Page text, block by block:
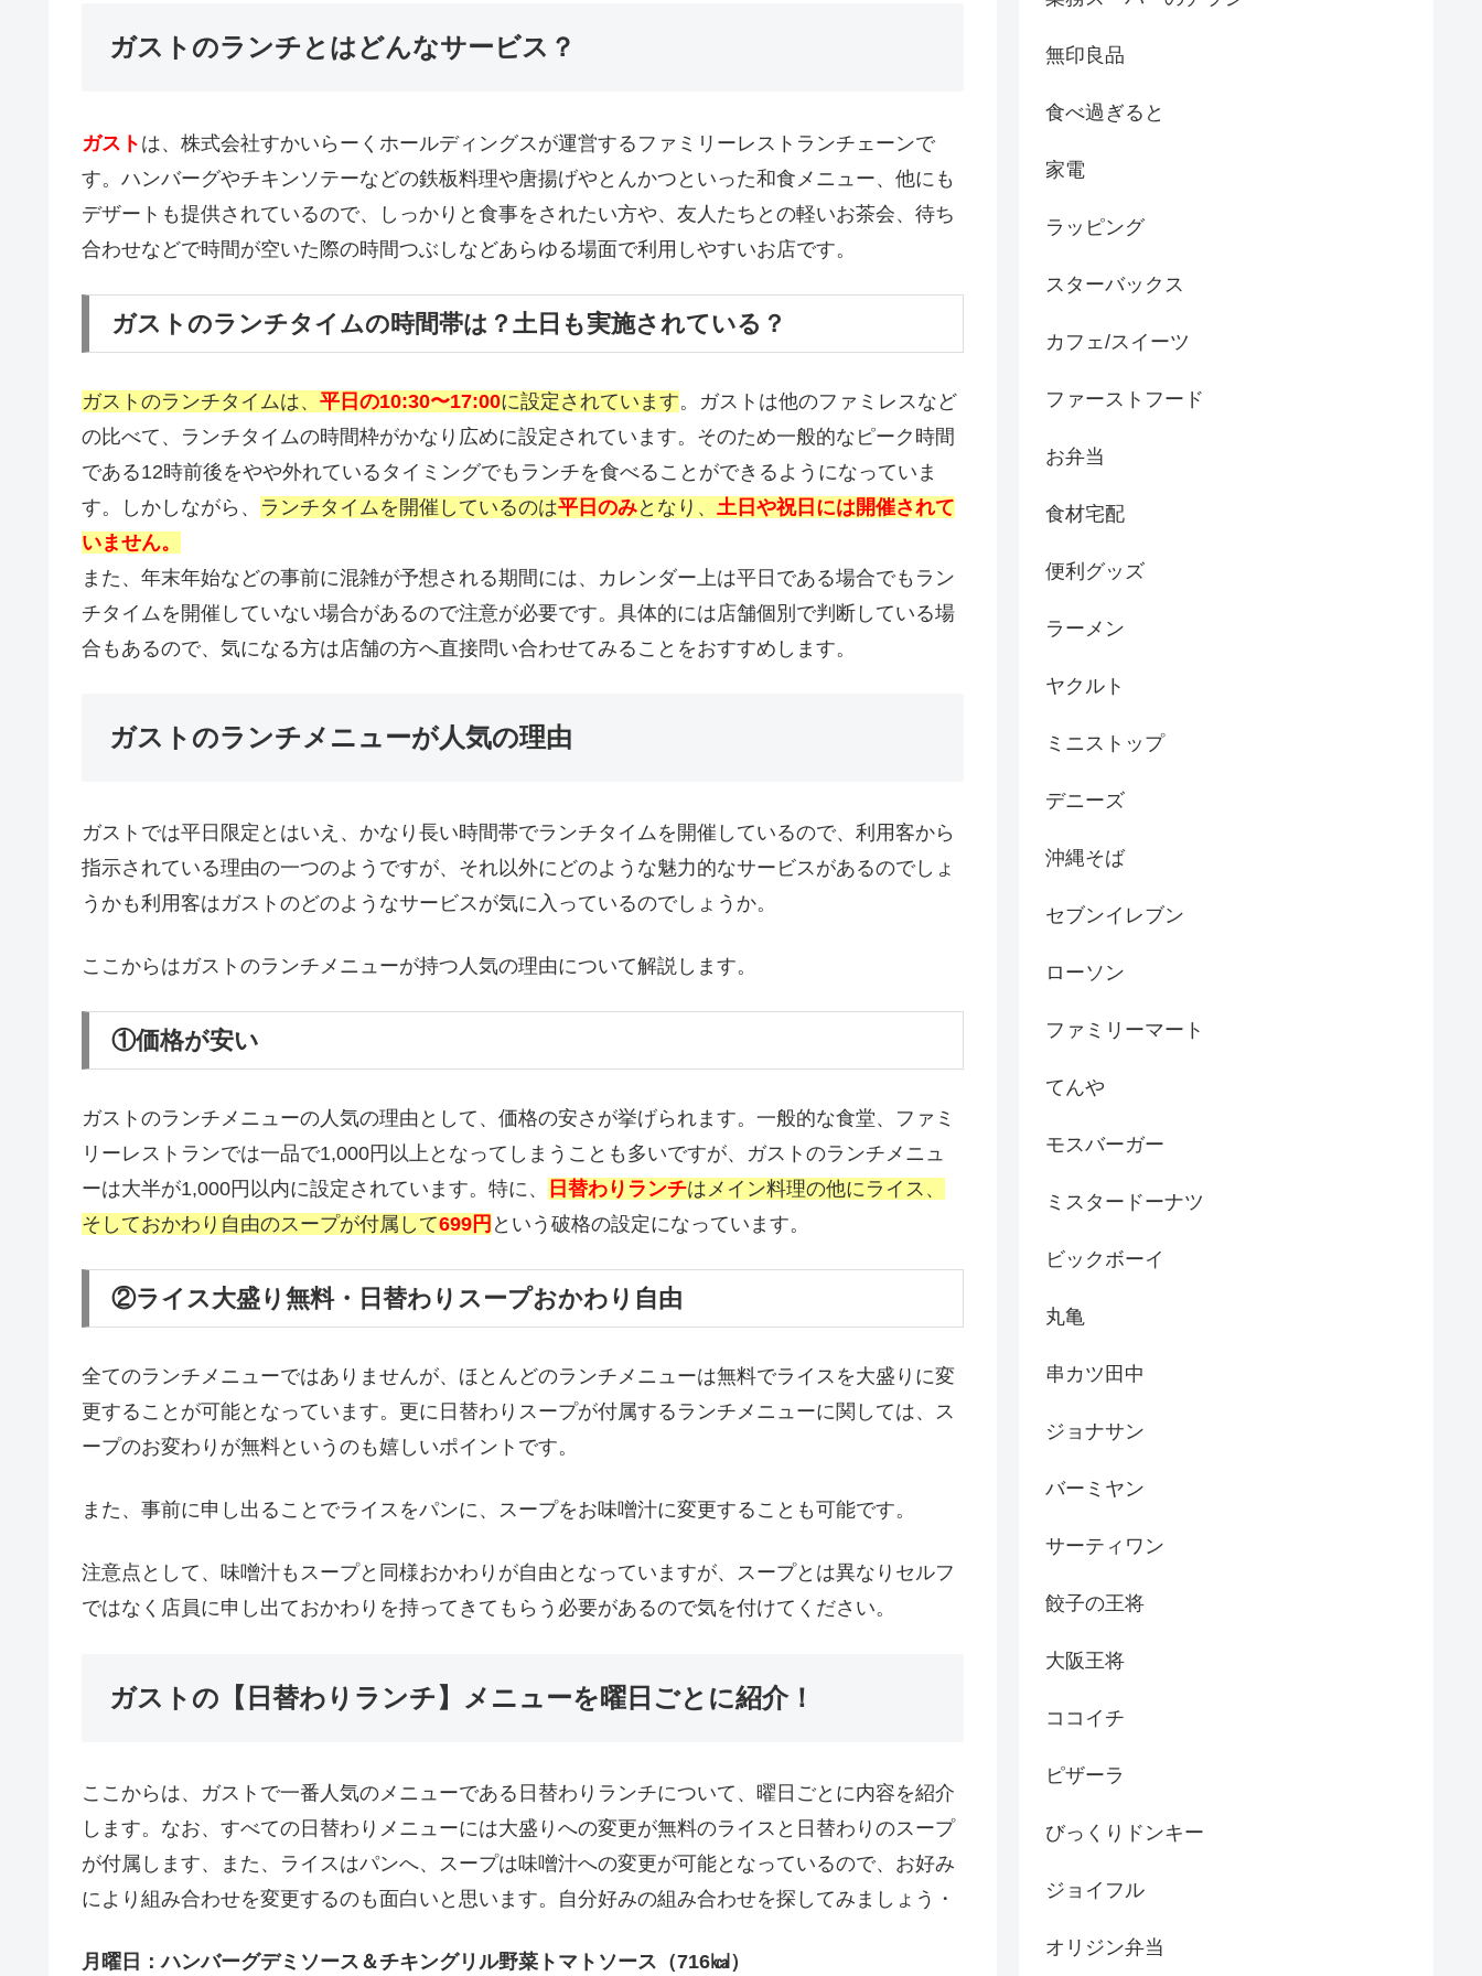
ガストのランチとはどんなサービス？
ガスト は、株式会社すかいらーくホールディングスが運営するファミリーレストランチェーンで
す。ハンバーグやチキンソテーなどの鉄板料理や唐揚げやとんかつといった和食メニュー、他にも
デザートも提供されているので、しっかりと食事をされたい方や、友人たちとの軽いお茶会、待ち
合わせなどで時間が空いた際の時間つぶしなどあらゆる場面で利用しやすいお店です。
ガストのランチタイムの時間帯は？土日も実施されている？
ガストのランチタイムは、 平日の10:30〜17:00に設定されています。ガストは他のファミレスなど
の比べて、ランチタイムの時間枠がかなり広めに設定されています。そのため一般的なピーク時間
である12時前後をやや外れているタイミングでもランチを食べることができるようになっていま
す。しかしながら、 ランチタイムを開催しているのは平日のみとなり、 土日や祝日には開催されて
いません。
また、年末年始などの事前に混雑が予想される期間には、カレンダー上は平日である場合でもラン
チタイムを開催していない場合があるので注意が必要です。具体的には店舗個別で判断している場
合もあるので、気になる方は店舗の方へ直接問い合わせてみることをおすすめします。
ガストのランチメニューが人気の理由
ガストでは平日限定とはいえ、かなり長い時間帯でランチタイムを開催しているので、利用客から
指示されている理由の一つのようですが、それ以外にどのような魅力的なサービスがあるのでしょ
うかも利用客はガストのどのようなサービスが気に入っているのでしょうか。
ここからはガストのランチメニューが持つ人気の理由について解説します。
①価格が安い
ガストのランチメニューの人気の理由として、価格の安さが挙げられます。一般的な食堂、ファミ
リーレストランでは一品で1,000円以上となってしまうことも多いですが、ガストのランチメニュ
ーは大半が1,000円以内に設定されています。特に、
日替わりランチはメイン料理の他にライス、
そしておかわり自由のスープが付属して699円 という破格の設定になっています。
②ライス大盛り無料・日替わりスープおかわり自由
全てのランチメニューではありませんが、ほとんどのランチメニューは無料でライスを大盛りに変
更することが可能となっています。更に日替わりスープが付属するランチメニューに関しては、ス
ープのお変わりが無料というのも嬉しいポイントです。
また、事前に申し出ることでライスをパンに、スープをお味噌汁に変更することも可能です。
注意点として、味噌汁もスープと同様おかわりが自由となっていますが、スープとは異なりセルフ
ではなく店員に申し出ておかわりを持ってきてもらう必要があるので気を付けてください。
ガストの【日替わりランチ】メニューを曜日ごとに紹介！
ここからは、ガストで一番人気のメニューである日替わりランチについて、曜日ごとに内容を紹介
します。なお、すべての日替わりメニューには大盛りへの変更が無料のライスと日替わりのスープ
が付属します、また、ライスはパンへ、スープは味噌汁への変更が可能となっているので、お好み
により組み合わせを変更するのも面白いと思います。自分好みの組み合わせを探してみましょう・
月曜日：ハンバーグデミソース＆チキングリル野菜トマトソース（716㎉）
無印良品
食べ過ぎると
家電
ラッピング
スターバックス
カフェ/スイーツ
ファーストフード
お弁当
食材宅配
便利グッズ
ラーメン
ヤクルト
ミニストップ
デニーズ
沖縄そば
セブンイレブン
ローソン
ファミリーマート
てんや
モスバーガー
ミスタードーナツ
ビックボーイ
丸亀
串カツ田中
ジョナサン
バーミヤン
サーティワン
餃子の王将
大阪王将
ココイチ
ピザーラ
びっくりドンキー
ジョイフル
オリジン弁当